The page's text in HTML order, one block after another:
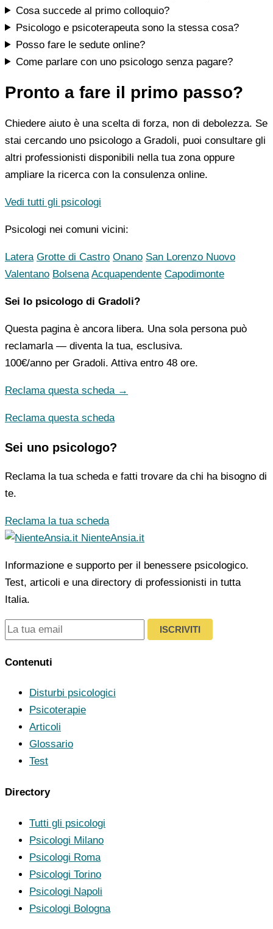
Cosa succede al primo colloquio?
Psicologo e psicoterapeuta sono la stessa cosa?
Posso fare le sedute online?
Come parlare con uno psicologo senza pagare?
Pronto a fare il primo passo?
Chiedere aiuto è una scelta di forza, non di debolezza. Se
stai cercando uno psicologo a Gradoli, puoi consultare gli
altri professionisti disponibili nella tua zona oppure
ampliare la ricerca con la consulenza online.
Vedi tutti gli psicologi
Psicologi nei comuni vicini:
Latera Grotte di Castro Onano San Lorenzo Nuovo
Valentano Bolsena Acquapendente Capodimonte
Sei lo psicologo di Gradoli?
Questa pagina è ancora libera. Una sola persona può
reclamarla — diventa la tua, esclusiva.
100€/anno per Gradoli. Attiva entro 48 ore.
Reclama questa scheda →
Reclama questa scheda
Sei uno psicologo?
Reclama la tua scheda e fatti trovare da chi ha bisogno di
te.
Reclama la tua scheda
NienteAnsia.it
Informazione e supporto per il benessere psicologico.
Test, articoli e una directory di professionisti in tutta
Italia.
ISCRIVITI
Contenuti
Disturbi psicologici
Psicoterapie
Articoli
Glossario
Test
Directory
Tutti gli psicologi
Psicologi Milano
Psicologi Roma
Psicologi Torino
Psicologi Napoli
Psicologi Bologna